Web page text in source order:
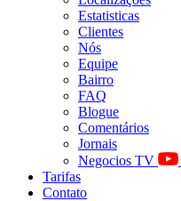
Estatisticas
Clientes
Nós
Equipe
Bairro
FAQ
Blogue
Comentários
Jornais
Negocios TV
Tarifas
Contato